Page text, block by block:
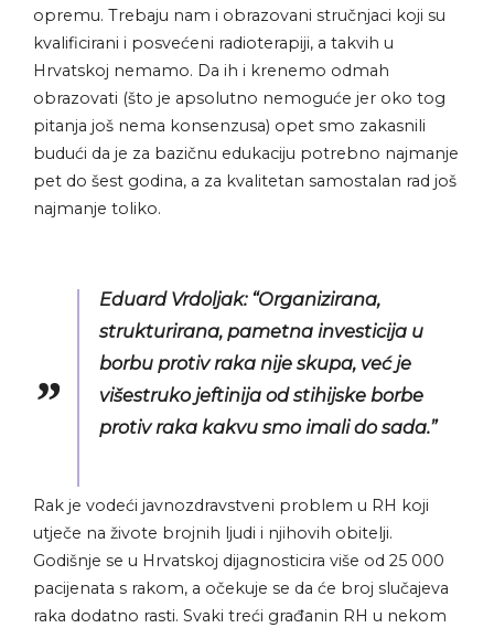
opremu. Trebaju nam i obrazovani stručnjaci koji su
kvalificirani i posvećeni radioterapiji, a takvih u
Hrvatskoj nemamo. Da ih i krenemo odmah
obrazovati (što je apsolutno nemoguće jer oko tog
pitanja još nema konsenzusa) opet smo zakasnili
budući da je za bazičnu edukaciju potrebno najmanje
pet do šest godina, a za kvalitetan samostalan rad još
najmanje toliko.
Eduard Vrdoljak: “Organizirana,
strukturirana, pametna investicija u
borbu protiv raka nije skupa, već je
višestruko jeftinija od stihijske borbe
protiv raka kakvu smo imali do sada.”
Rak je vodeći javnozdravstveni problem u RH koji
utječe na živote brojnih ljudi i njihovih obitelji.
Godišnje se u Hrvatskoj dijagnosticira više od 25 000
pacijenata s rakom, a očekuje se da će broj slučajeva
raka dodatno rasti. Svaki treći građanin RH u nekom